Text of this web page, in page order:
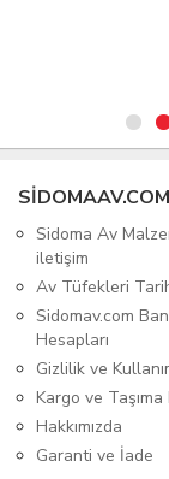
SIDOMAAV.COM
Sidoma Av
iletişim
Av Tüfekleri
Sidomav.com
Hesapları
Gizlilik ve
Kargo ve
Hakkımızda
Garanti ve İade